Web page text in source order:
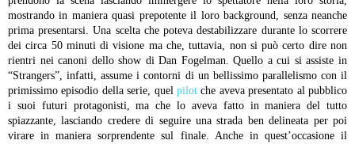
mostrando in maniera quasi prepotente il loro background, senza neanche
prima presentarsi. Una scelta che poteva destabilizzare durante lo scorrere
dei circa 50 minuti di visione ma che, tuttavia, non si può certo dire non
rientri nei canoni dello show di Dan Fogelman. Quello a cui si assiste in
“Strangers”, infatti, assume i contorni di un bellissimo parallelismo con il
primissimo episodio della serie, quel pilot che aveva presentato al pubblico
i suoi futuri protagonisti, ma che lo aveva fatto in maniera del tutto
spiazzante, lasciando credere di seguire una strada ben delineata per poi
virare in maniera sorprendente sul finale. Anche in quest’occasione il